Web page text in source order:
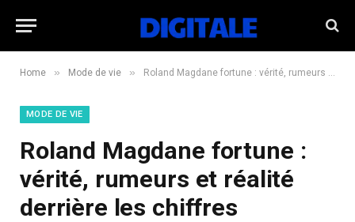
Home » Mode de vie » Roland Magdane fortune : vérité, rumeurs et réalité derrière les chiffres
MODE DE VIE
Roland Magdane fortune :
vérité, rumeurs et réalité
derrière les chiffres